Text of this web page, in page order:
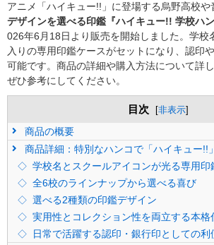
アニメ「ハイキュー!!」に登場する烏野高校や
デザインを選べる印鑑『ハイキュー!! 学校ハン
026年6月18日より販売を開始しました。学校
入りの専用印鑑ケースがセットになり、認印
可能です。商品の詳細や購入方法について詳
ぜひ参考にしてください。
目次 [非表示]
商品の概要
商品詳細：特別なハンコで「ハイキュー!!
学校名とスクールアイコンが光る専用印
全6校のラインナップから選べる喜び
選べる2種類の印鑑デザイン
実用性とコレクション性を両立する本格
日常で活躍する認印・銀行印としての利